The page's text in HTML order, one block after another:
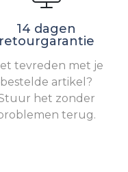
14 dagen
retourgarantie
tevreden met je
bestelde artikel?
het zonder
terug.